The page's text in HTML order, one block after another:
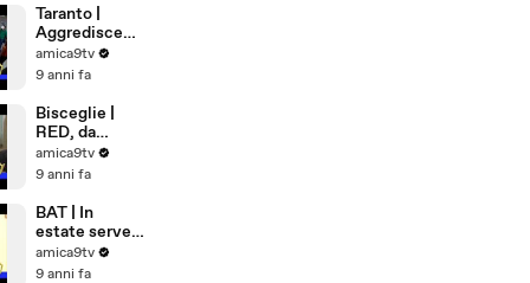
Taranto |
Aggredisce
anzia in
ospedale
amica9tv
9 anni fa
Bisceglie |
RED, da
Settembre
lavoro per 81
amica9tv
9 anni fa
BAT | In
estate serve
più sangue,
appello alla
amica9tv
9 anni fa